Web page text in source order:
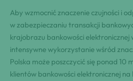
Aby wzmocnić znaczenie czujności i
w zabezpieczaniu transakcji
krajobrazu bankowości elektronicznej
intensywne wykorzystanie wśród
Polska może poszczycić się ponad 10
klientów bankowości elektronicznej na